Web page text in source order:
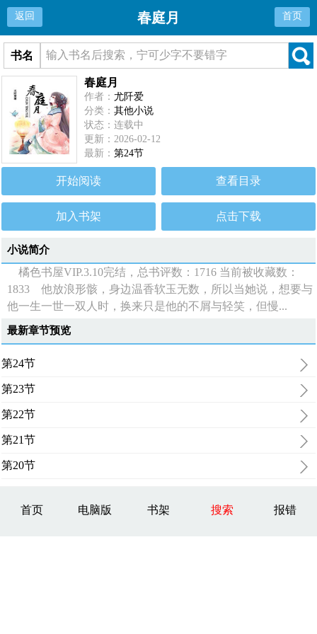
返回 春庭月 首页
书名
春庭月
作者：尤阡爱
分类：其他小说
状态：连载中
更新：2026-02-12
最新：第24节
开始阅读 查看目录
加入书架 点击下载
小说简介
橘色书屋VIP.3.10完结，总书评数：1716 当前被收藏数：
1833 他放浪形骸，身边温香软玉无数，所以当她说，想要与
他一生一世一双人时，换来只是他的不屑与轻笑，但慢...
最新章节预览
第24节
第23节
第22节
第21节
第20节
首页 电脑版 书架 搜索 报错